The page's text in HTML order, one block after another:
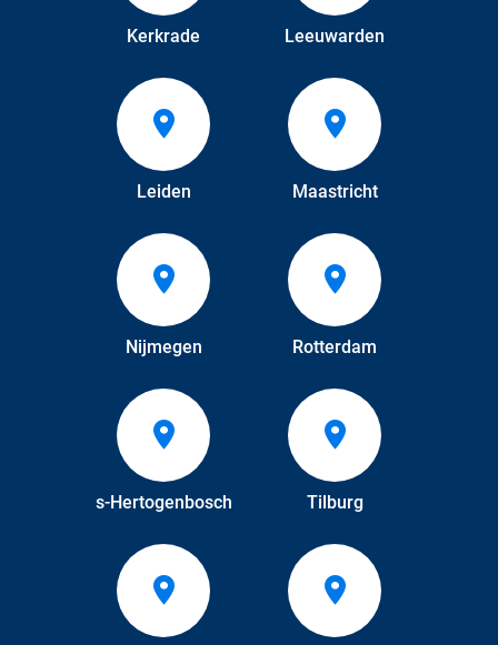
Kerkrade Leeuwarden
Leiden Maastricht
Nijmegen Rotterdam
s-Hertogenbosch Tilburg